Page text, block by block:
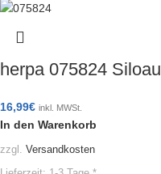
herpa 075824
16,99€ inkl. MWSt.
In den Warenkorb
zzgl. Versandkosten